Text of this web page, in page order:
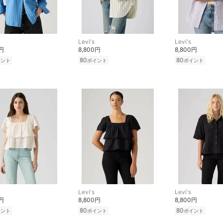
ト
Levi's
8,800円
80ポイント
Levi's
8,800円
80ポイント
ト
Levi's
8,800円
80ポイント
Levi's
8,800円
80ポイント